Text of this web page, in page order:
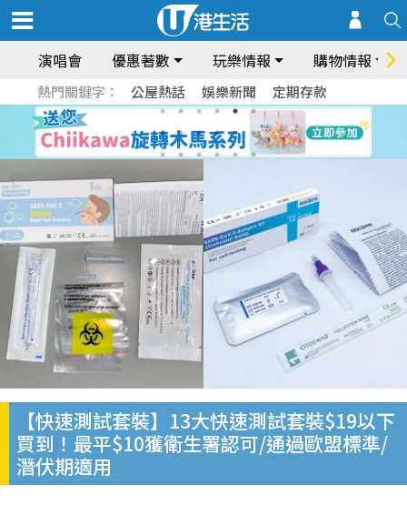
演唱會 優惠著數 玩樂情報 購物情報
熱門關鍵字： 公屋熱話 娛樂新聞 定期存款
【快速測試套裝】13大快速測試套裝$19以下
買到！最平$10獲衛生署認可/通過歐盟標準/
潛伏期適用